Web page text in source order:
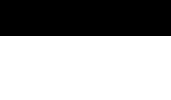
RIGHTS RESERVED